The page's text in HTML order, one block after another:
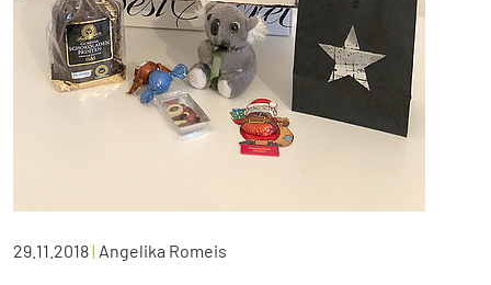
29.11.2018| Angelika Romeis